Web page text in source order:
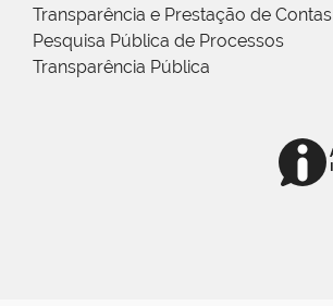
Transparência e Prestação de Contas
Pesquisa Pública de Processos
Transparência Pública